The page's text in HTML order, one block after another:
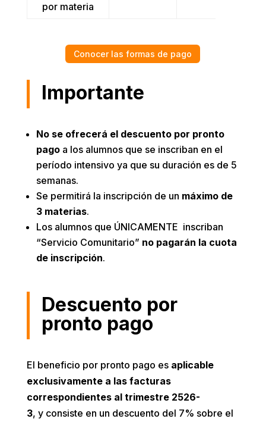
por materia
Conocer las formas de pago
Importante
No se ofrecerá el descuento por pronto
pagoa los alumnos que se inscriban en el
período intensivo ya que su duración es de 5
semanas.
Se permitirá la inscripción de un máximo de
3 materias.
Los alumnos que ÚNICAMENTE inscriban
“Servicio Comunitario” no pagarán la cuota
de inscripción.
Descuento por
pronto pago
El beneficio por pronto pago es aplicable
exclusivamente a las facturas
correspondientes al trimestre 2526-
3, y consiste en un descuento del 7% sobre el